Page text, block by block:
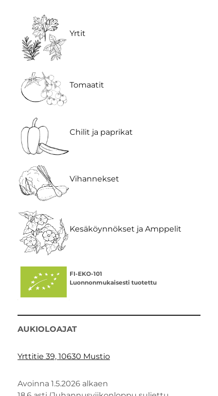
Yrtit
Tomaatit
Chilit ja paprikat
Vihannekset
Kesäköynnökset ja Amppelit
FI-EKO-101
Luonnonmukaisesti tuotettu
AUKIOLOAJAT
Yrttitie 39, 10630 Mustio
Avoinna 1.5.2026 alkaen